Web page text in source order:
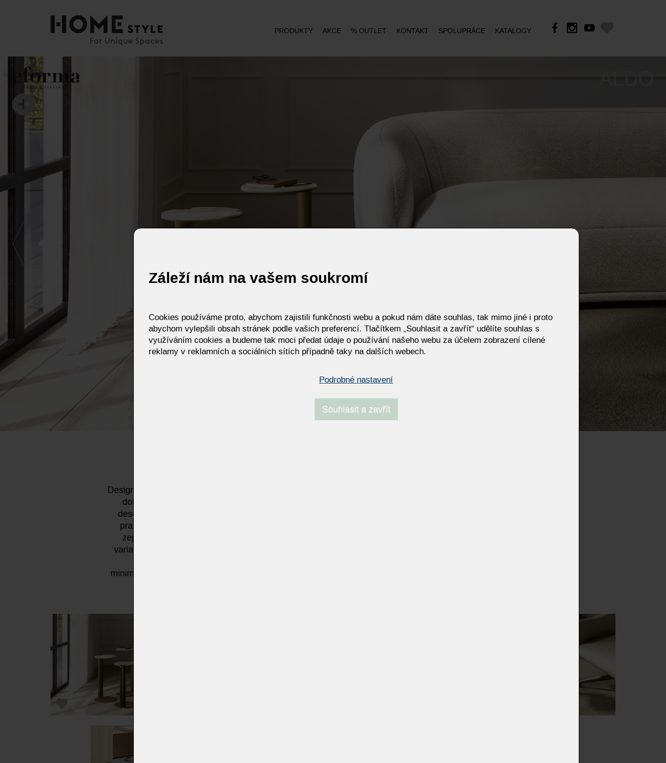
PRODUKTY AKCE % OUTLET KONTAKT SPOLUPRÁCE KATALOGY
Designový konferenční stolek Aldo, navržený designérem Antoy Filipsem pro prestižní značku Eforma, představuje
dokonalou harmonii minimalismu a moderní elegance. Díky své subtilní lakované kovové základně a kulaté
desce o tloušťce 10 mm je ideálním řešením pro menší interiéry, kde záleží na každém detailu. Tato stylová a
praktická podpora se skvěle vyjímá vedle pohovek či křesel, přičemž svou čistou siluetou přirozeně doplňuje
zejména lounge křeslo Isidora. Pro náročné milovníky luxusních materiálů je model Aldo k dispozici také ve
variantě s keramickou deskou, která podtrhuje jeho nadčasový charakter a vysokou estetickou hodnotu. Aldo je
minimalistickému prostředí. Tento originální stolek, který pro společnost Eforma vytvořil designér Antoy Filips, má
Záleží nám na vašem soukromí
Cookies používáme proto, abychom zajistili funkčnosti webu a pokud nám dáte souhlas, tak mimo jiné i proto
abychom vylepšili obsah stránek podle vašich preferencí. Tlačítkem „Souhlasit a zavřít“ udělíte souhlas s
využíváním cookies a budeme tak moci předat údaje o používání našeho webu za účelem zobrazení cílené
reklamy v reklamních a sociálních sítích případně taky na dalších webech.
Podrobné nastavení
Souhlasit a zavřít